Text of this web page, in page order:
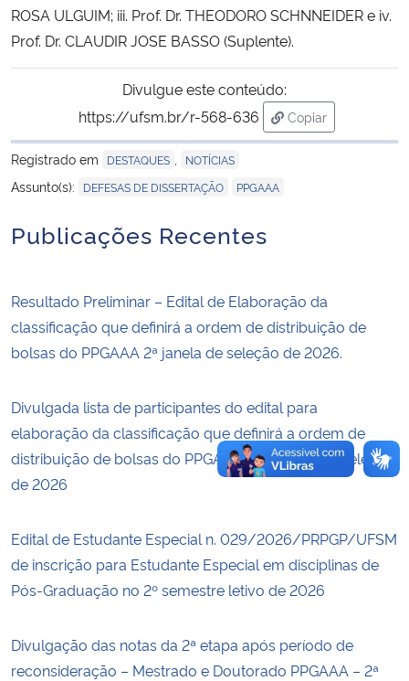
Secretaria-Geral
Secretaria de Governo
Gabinete de Segurança Institucional
Advocacia-Geral da União
ROSA ULGUIM; iii. Prof. Dr. THEODORO SCHNNEIDER e iv.
Prof. Dr. CLAUDIR JOSE BASSO (Suplente).
Divulgue este conteúdo:
https://ufsm.br/r-568-636
Copiar
para área de
Registrado em
DESTAQUES NOTÍCIAS
Assunto(s): DEFESAS DE DISSERTAÇÃO PPGAAA
Publicações Recentes
Resultado Preliminar – Edital de Elaboração da
classificação que definirá a ordem de distribuição de
bolsas do PPGAAA 2ª janela de seleção de 2026.
Divulgada lista de participantes do edital para
elaboração da classificação que definirá a ordem de
distribuição de bolsas do PPGAAA – 2ª janela de seleção
de 2026
Edital de Estudante Especial n. 029/2026/PRPGP/UFSM
de inscrição para Estudante Especial em disciplinas de
Pós-Graduação no 2º semestre letivo de 2026
Divulgação das notas da 2ª etapa após período de
reconsideração – Mestrado e Doutorado PPGAAA – 2ª